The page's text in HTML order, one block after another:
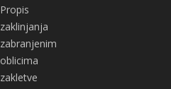
Propis
zaklinjanja
zabranjenim
oblicima
zakletve